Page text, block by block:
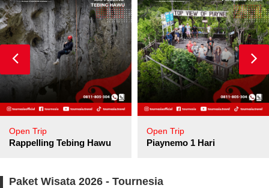
Open Trip
Rappelling Tebing Hawu
Open Trip
Piaynemo 1 Hari
Paket Wisata 2026 - Tournesia